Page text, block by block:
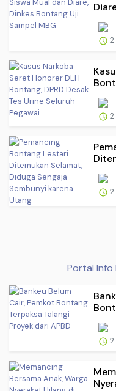
2
2
2
Portal Info
2